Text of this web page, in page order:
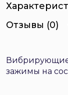
Отзывы (0)
зажимы на